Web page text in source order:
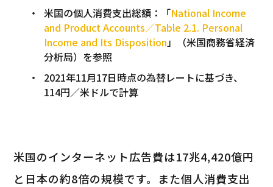
米国の個人消費支出総額：「National Income
and Product Accounts／Table 2.1. Personal
Income and Its Disposition 」（米国商務省経済
分析局）を参照
2021年11月17日時点の為替レートに基づき、
114円／米ドルで計算
米国のインターネット広告費は17兆4,420億円
と日本の約8倍の規模です。また個人消費支出